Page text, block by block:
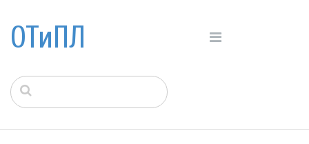
ОТиПЛ